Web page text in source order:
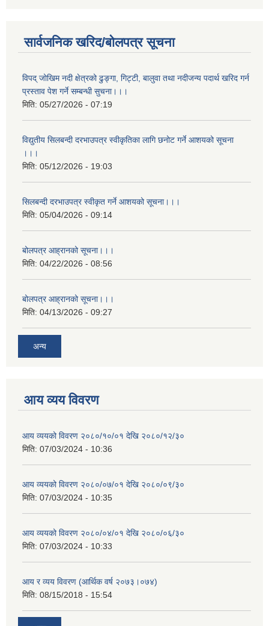
सार्वजनिक खरिद/बोलपत्र सूचना
विपद् जोखिम नदी क्षेत्रको ढुङ्गा, गिट्टी, बालुवा तथा नदीजन्य पदार्थ खरिद गर्न
प्रस्ताव पेश गर्ने सम्बन्धी सुचना।।।
मिति: 05/27/2026 - 07:19
विद्युतीय सिलबन्दी दरभाउपत्र स्वीकृतिका लागि छनोट गर्ने आशयको सूचना
।।।
मिति: 05/12/2026 - 19:03
सिलबन्दी दरभाउपत्र स्वीकृत गर्ने आशयको सूचना।।।
मिति: 05/04/2026 - 09:14
बोलपत्र आह्रानको सूचना।।।
मिति: 04/22/2026 - 08:56
बोलपत्र आह्रानको सूचना।।।
मिति: 04/13/2026 - 09:27
अन्य
आय व्यय विवरण
आय व्ययको विवरण २०८०/१०/०१ देखि २०८०/१२/३०
मिति: 07/03/2024 - 10:36
आय व्ययको विवरण २०८०/०७/०१ देखि २०८०/०९/३०
मिति: 07/03/2024 - 10:35
आय व्ययको विवरण २०८०/०४/०१ देखि २०८०/०६/३०
मिति: 07/03/2024 - 10:33
आय र व्यय विवरण (आर्थिक वर्ष २०७३।०७४)
मिति: 08/15/2018 - 15:54